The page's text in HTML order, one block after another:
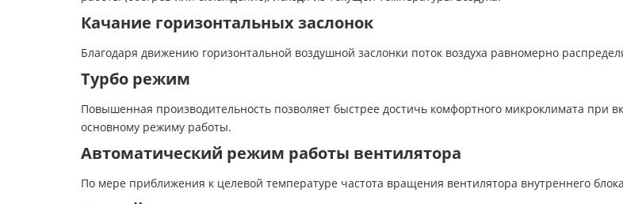
Качание горизонтальных заслонок
Благодаря движению горизонтальной воздушной заслонки поток воздуха равномерно
Турбо режим
Повышенная производительность позволяет быстрее достичь комфортного микроклимата при
основному режиму работы.
Автоматический режим работы вентилятора
По мере приближения к целевой температуре частота вращения вентилятора внутреннего